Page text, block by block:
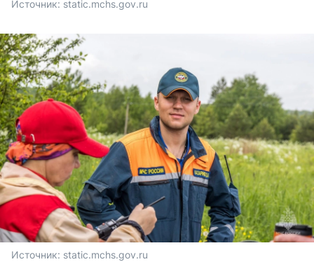
Источник: static.mchs.gov.ru
Источник: static.mchs.gov.ru